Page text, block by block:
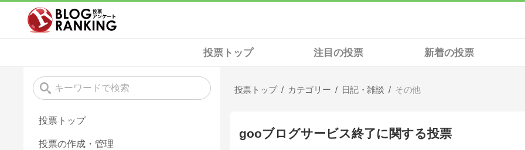
投票トップ 注目の投票 新着の投票
投票トップ カテゴリー 日記・雑談 その他
gooブログサービス終了に関する投票
投票トップ
投票の作成・管理